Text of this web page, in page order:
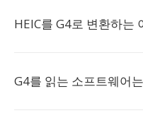
HEIC를 G4로 변환하는
G4를 읽는 소프트웨어